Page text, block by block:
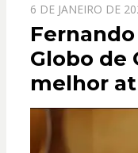
PPOSTADO
EM
6 DE JANEIRO DE
Globo de
melhor